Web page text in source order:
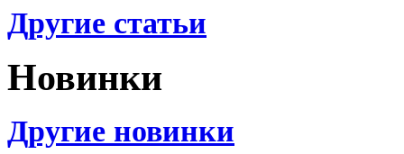
Другие статьи
Новинки
Другие новинки